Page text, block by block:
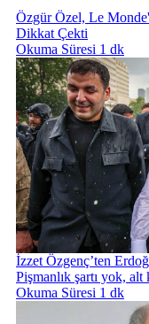
Özgür Özel, Le
Dikkat Çekti
Okuma Süresi 1 dk
İzzet Özgenç’ten
Pişmanlık şartı yok,
Okuma Süresi 1 dk